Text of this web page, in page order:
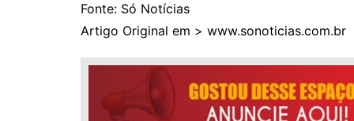
Fonte: Só Notícias
Artigo Original em > www.sonoticias.com.br